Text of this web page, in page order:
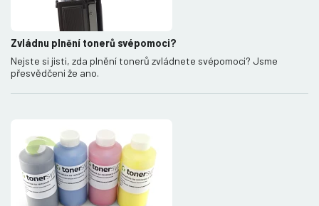
Zvládnu plnění tonerů svépomoci?
Nejste si jisti, zda plnění tonerů zvládnete svépomoci? Jsme
přesvědčeni že ano.